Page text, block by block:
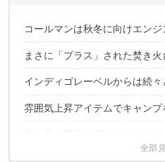
コールマンは秋冬に向けエンジ
まさに「プラス」された焚き火
着たい服が着れる！？スパーク
インディゴレーベルからは続々
新テーブルはシックなおしゃれ
ゆったり座りたい方にはこちら！
存在感は2ルーム界トップ!? IL
雰囲気上昇アイテムでキャンプ
家でも車中泊でも。アドベンチ